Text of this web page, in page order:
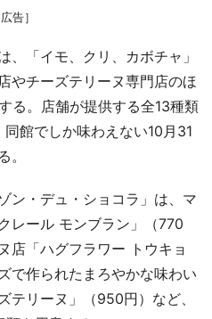
広告］
「イモ、クリ、カボチャ」
やチーズテリーヌ専門店のほ
る。店舗が提供する全13種類
館でしか味わえない10月31
。
ン・デュ・ショコラ」は、マ
レール モンブラン」（770
店「ハグフラワー トウキョ
で作られたまろやかな味わい
テリーヌ」（950円）など、